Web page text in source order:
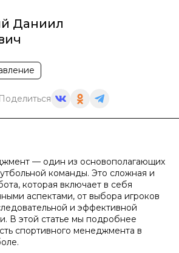
Даниил
Поделиться
— один из основополагающих
команды. Это сложная и
которая включает в себя
аспектами, от выбора игроков
и эффективной
В этой статье мы подробнее
спортивного менеджмента в